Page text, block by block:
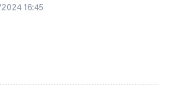
16:45